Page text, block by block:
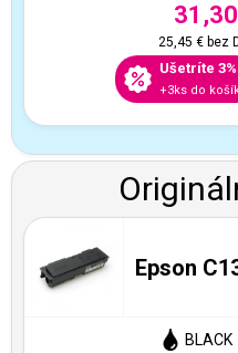
25,45 €bez
Ušetríte
+3ks do
Epson
BLACK